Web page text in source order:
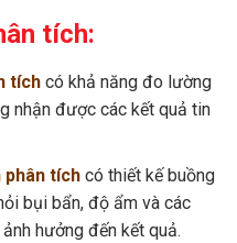
tích:
tíchcó khả năng đo lường
nhận được các kết quả tin
phân tíchcó thiết kế buồng
bụi bẩn, độ ẩm và các
hưởng đến kết quả.